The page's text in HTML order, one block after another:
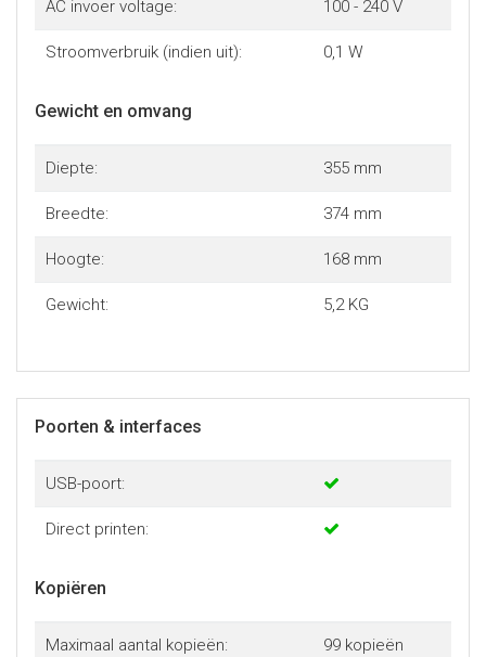
AC invoer voltage: 100 - 240 V
Stroomverbruik (indien uit): 0,1 W
Gewicht en omvang
Diepte: 355 mm
Breedte: 374 mm
Hoogte: 168 mm
Gewicht: 5,2 KG
Poorten & interfaces
USB-poort:
Direct printen:
Kopiëren
Maximaal aantal kopieën: 99 kopieën